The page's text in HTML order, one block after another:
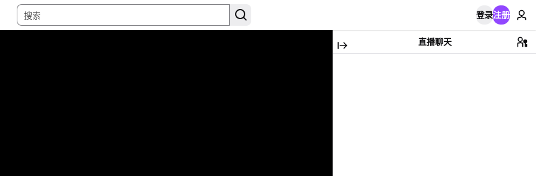
登录注册
直播聊天